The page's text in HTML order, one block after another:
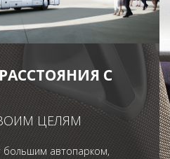
С
ЦЕЛЯМ
большим автопарком,